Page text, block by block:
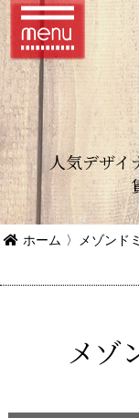
人気デザ
ホーム 〉
メゾンド
メゾ